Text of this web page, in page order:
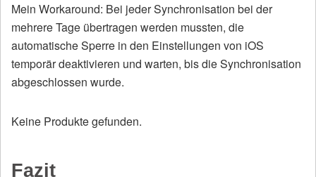
Mein Workaround: Bei jeder Synchronisation bei der
mehrere Tage übertragen werden mussten, die
automatische Sperre in den Einstellungen von iOS
temporär deaktivieren und warten, bis die Synchronisation
abgeschlossen wurde.
Keine Produkte gefunden.
Fazit